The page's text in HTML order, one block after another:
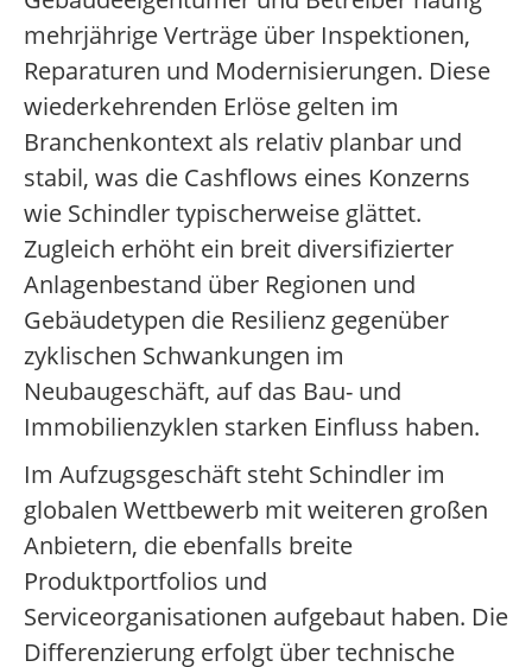
mehrjährige Verträge über Inspektionen,
Reparaturen und Modernisierungen. Diese
wiederkehrenden Erlöse gelten im
Branchenkontext als relativ planbar und
stabil, was die Cashflows eines Konzerns
wie Schindler typischerweise glättet.
Zugleich erhöht ein breit diversifizierter
Anlagenbestand über Regionen und
Gebäudetypen die Resilienz gegenüber
zyklischen Schwankungen im
Neubaugeschäft, auf das Bau- und
Immobilienzyklen starken Einfluss haben.
Im Aufzugsgeschäft steht Schindler im
globalen Wettbewerb mit weiteren großen
Anbietern, die ebenfalls breite
Produktportfolios und
Serviceorganisationen aufgebaut haben. Die
Differenzierung erfolgt über technische